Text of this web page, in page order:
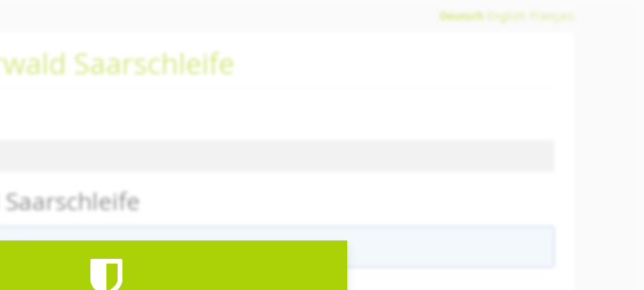
Deutsch English Français
Saarschleife